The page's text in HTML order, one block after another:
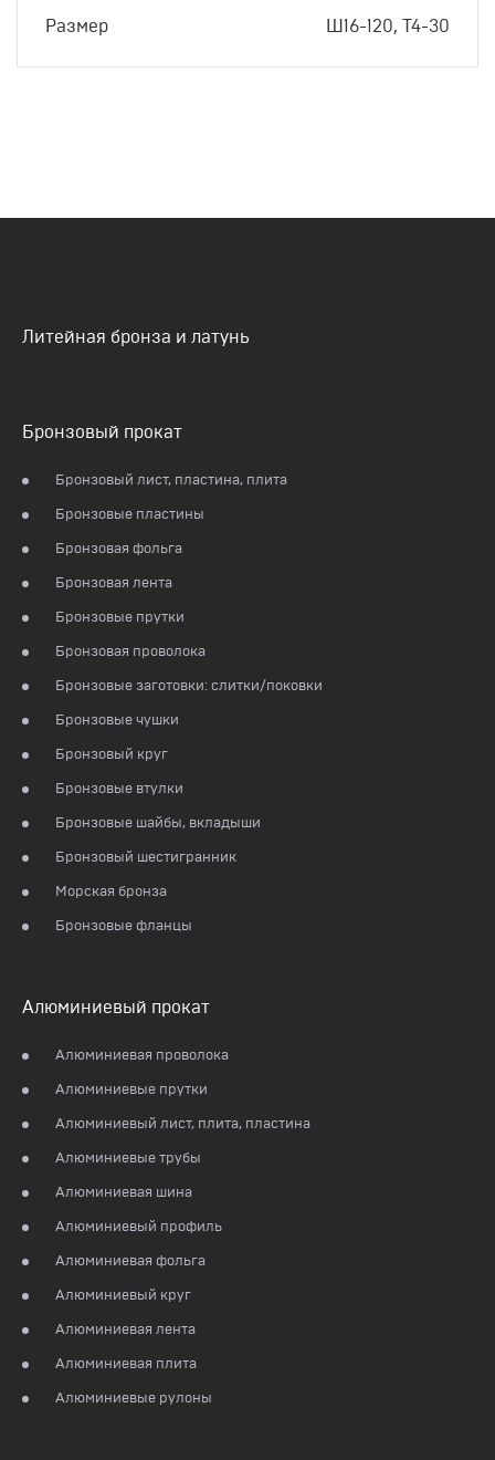
Размер Ш16-120, Т4-30
Литейная бронза и латунь
Бронзовый прокат
Бронзовый лист, пластина, плита
Бронзовые пластины
Бронзовая фольга
Бронзовая лента
Бронзовые прутки
Бронзовая проволока
Бронзовые заготовки: слитки/поковки
Бронзовые чушки
Бронзовый круг
Бронзовые втулки
Бронзовые шайбы, вкладыши
Бронзовый шестигранник
Морская бронза
Бронзовые фланцы
Алюминиевый прокат
Алюминиевая проволока
Алюминиевые прутки
Алюминиевый лист, плита, пластина
Алюминиевые трубы
Алюминиевая шина
Алюминиевый профиль
Алюминиевая фольга
Алюминиевый круг
Алюминиевая лента
Алюминиевая плита
Алюминиевые рулоны